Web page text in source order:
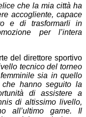
che la mia città ha
accogliente, capace
e di trasformarli in
per l’intera
del direttore sportivo
tecnico del torneo
sia in quello
hanno seguito la
di assistere a
di altissimo livello,
all’ultimo game. Il